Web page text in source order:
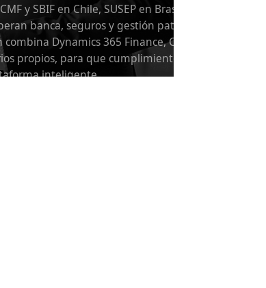
y SBIF en Chile, SUSEP en Brasil, CNBV
banca, seguros y gestión patrimonial
Dynamics 365 Finance, Customer
propios, para que cumplimiento, vista
inteligente.